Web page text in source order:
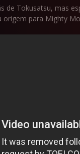
de Tokusatsu, mas
para Mighty